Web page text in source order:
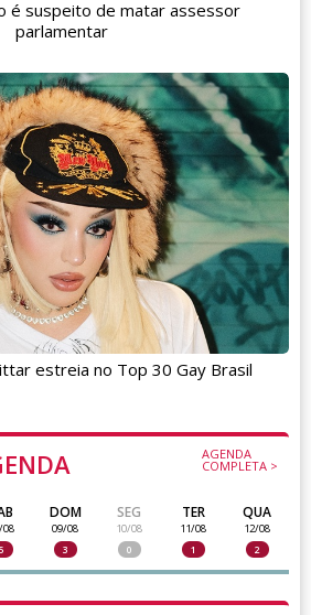
AGENDA
COMPLETA >
08
5
DOM
09/08
3
SEG
10/08
0
TER
11/08
1
QUA
12/08
2
é suspeito de matar assessor
parlamentar
estreia no Top 30 Gay Brasil